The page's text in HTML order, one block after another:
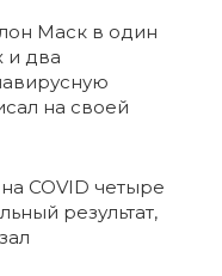
Маск в один
и два
на своей
COVID четыре
результат,